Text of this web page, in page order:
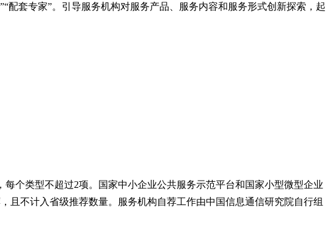
配套专家”。引导服务机构对服务产品、服务内容和服务形式创新探索，起
每个类型不超过2项。国家中小企业公共服务示范平台和国家小型微型企业
且不计入省级推荐数量。服务机构自荐工作由中国信息通信研究院自行组